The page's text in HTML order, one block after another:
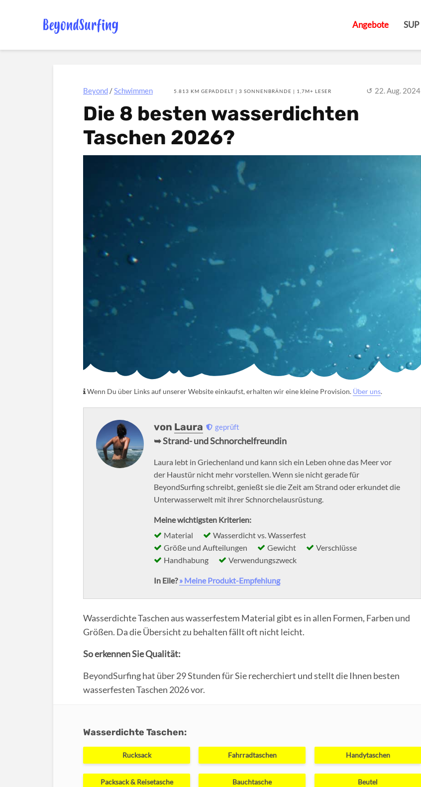
Angebote SUP
Beyond /Schwimmen 5.813 KM GEPADDELT | 3 SONNENBRÄNDE | 1,7M+ LESER 22. Aug. 2024
Die 8 besten wasserdichten
Taschen 2026?
Wenn Du über Links auf unserer Website einkaufst, erhalten wir eine kleine Provision. Über uns.
von Laura geprüft
➥ Strand- und Schnorchelfreundin
Laura lebt in Griechenland und kann sich ein Leben ohne das Meer vor
der Haustür nicht mehr vorstellen. Wenn sie nicht gerade für
BeyondSurfing schreibt, genießt sie die Zeit am Strand oder erkundet die
Unterwasserwelt mit ihrer Schnorchelausrüstung.
Meine wichtigsten Kriterien:
Material
Wasserdicht vs. Wasserfest
Größe und Aufteilungen
Gewicht
Verschlüsse
Handhabung
Verwendungszweck
In Eile?» Meine Produkt-Empfehlung
Wasserdichte Taschen aus wasserfestem Material gibt es in allen Formen, Farben und
Größen. Da die Übersicht zu behalten fällt oft nicht leicht.
So erkennen Sie Qualität:
BeyondSurfing hat über 29 Stunden für Sie recherchiert und stellt die Ihnen besten
wasserfesten Taschen 2026 vor.
Wasserdichte Taschen:
Rucksack Fahrradtaschen Handytaschen
Packsack & Reisetasche Bauchtasche Beutel